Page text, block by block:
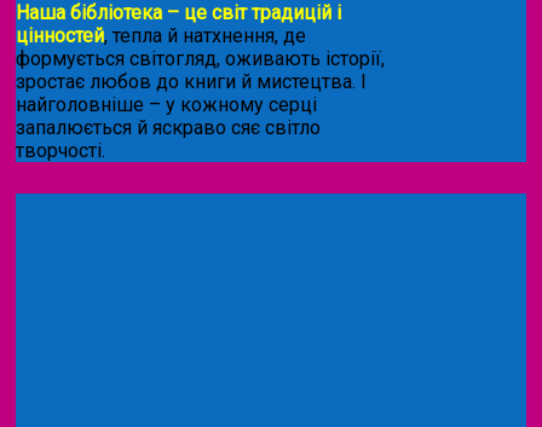
Наша бібліотека – це світ традицій і
цінностей, тепла й натхнення, де
формується світогляд, оживають історії,
зростає любов до книги й мистецтва. І
найголовніше – у кожному серці
запалюється й яскраво сяє світло
творчості.